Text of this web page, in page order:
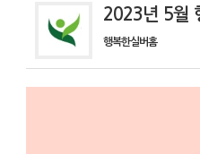
2023년 5월
행복한실버홈